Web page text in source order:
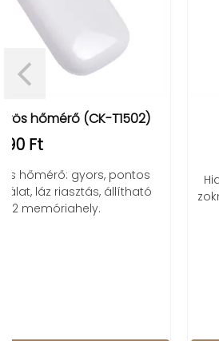
Önmelegítő
Hideg lábakkal küzdesz? A
zokni a vérkeringés